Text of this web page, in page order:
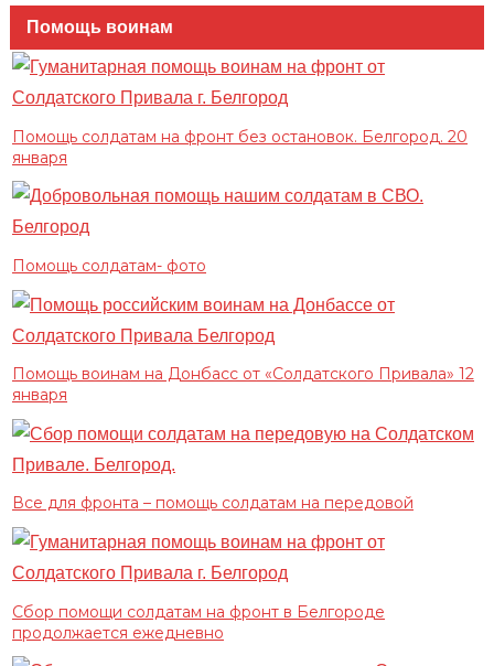
Помощь воинам
Помощь солдатам на фронт без остановок. Белгород. 20
января
Помощь солдатам- фото
Помощь воинам на Донбасс от «Солдатского Привала» 12
января
Все для фронта – помощь солдатам на передовой
Сбор помощи солдатам на фронт в Белгороде
продолжается ежедневно